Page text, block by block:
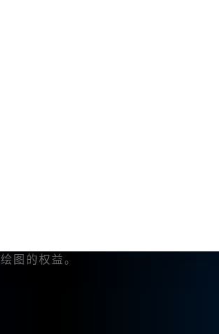
、学生.以及普👍通爱👍好者，他们
的起点。
时间。
和超过10款顶尖模型。
图的权益。